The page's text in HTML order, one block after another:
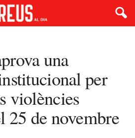
una
per
violències
25 de novembre